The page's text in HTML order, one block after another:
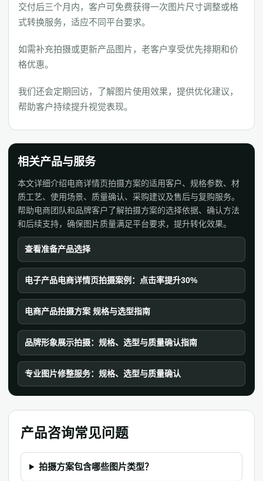
交付后三个月内，客户可免费获得一次图片尺寸调整或格
式转换服务，适应不同平台要求。
如需补充拍摄或更新产品图片，老客户享受优先排期和价
格优惠。
我们还会定期回访，了解图片使用效果，提供优化建议，
帮助客户持续提升视觉表现。
相关产品与服务
本文详细介绍电商详情页拍摄方案的适用客户、规格参数、材
质工艺、使用场景、质量确认、采购建议及售后与复购服务。
帮助电商团队和品牌客户了解拍摄方案的选择依据、确认方法
和后续支持，确保图片质量满足平台要求，提升转化效果。
查看准备产品选择
电子产品电商详情页拍摄案例：点击率提升30%
电商产品拍摄方案 规格与选型指南
品牌形象展示拍摄：规格、选型与质量确认指南
专业图片修整服务：规格、选型与质量确认
产品咨询常见问题
拍摄方案包含哪些图片类型？